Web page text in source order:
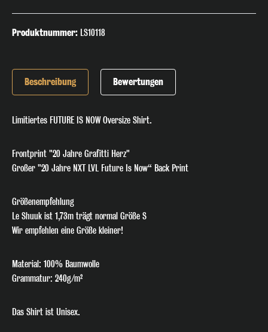
Produktnummer: LS10118
Beschreibung Bewertungen
Limitiertes FUTURE IS NOW Oversize Shirt.
Frontprint "20 Jahre Grafitti Herz"
Großer "20 Jahre NXT LVL Future Is Now“ Back Print
Größenempfehlung
Le Shuuk ist 1,73m trägt normal Größe S
Wir empfehlen eine Größe kleiner!
Material: 100% Baumwolle
Grammatur: 240g/m²
Das Shirt ist Unisex.
🎧 Join the Beat!
exklusiven Track-Release, Gig-Termin oder Special Deal mehr. Hol
dir den direkten Draht zum DJ-Pult – nur für echte Fans!